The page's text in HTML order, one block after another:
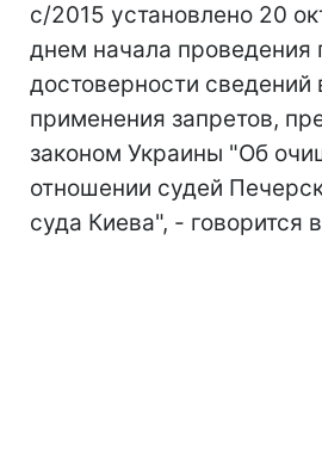
с/2015 установлено 20
днем начала проведения
достоверности сведений
применения запретов,
законом Украины "Об
отношении судей
суда Киева", - говорится